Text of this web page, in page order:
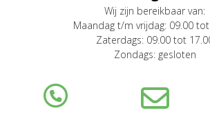
Wij zijn bereikbaar van:
Maandag t/m vrijdag: 09.00
Zaterdags: 09.00 tot
Zondags: gesloten